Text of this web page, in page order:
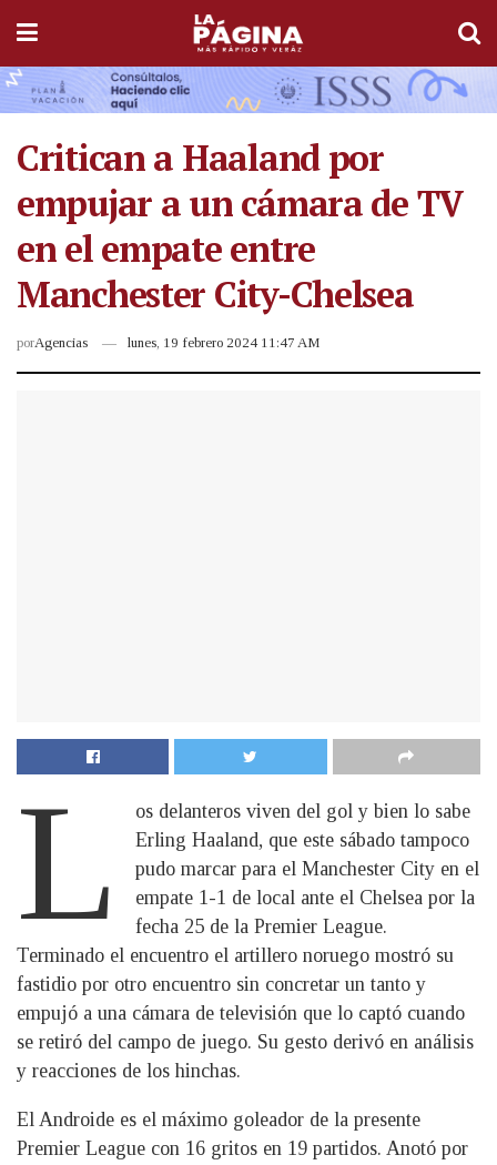
Critican a Haaland por
empujar a un cámara de TV
en el empate entre
Manchester City-Chelsea
porAgencias lunes, 19 febrero 2024 11:47 AM
L
os delanteros viven del gol y bien lo sabe
Erling Haaland, que este sábado tampoco
pudo marcar para el Manchester City en el
empate 1-1 de local ante el Chelsea por la
fecha 25 de la Premier League.
Terminado el encuentro el artillero noruego mostró su
fastidio por otro encuentro sin concretar un tanto y
empujó a una cámara de televisión que lo captó cuando
se retiró del campo de juego. Su gesto derivó en análisis
y reacciones de los hinchas.
El Androide es el máximo goleador de la presente
Premier League con 16 gritos en 19 partidos. Anotó por